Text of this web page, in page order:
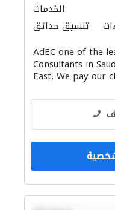
الخدمات:
تنسيق حدائق
الجدوى الاقتصادية
المساحيين
الديكور الداخلي
AdEC one of the
Consultants in
East, We pay our